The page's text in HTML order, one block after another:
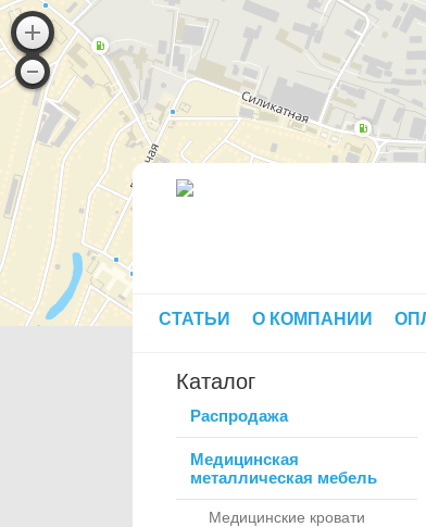
СТАТЬИ О КОМПАНИИ
Каталог
Распродажа
Медицинская
металлическая мебель
Медицинские кровати